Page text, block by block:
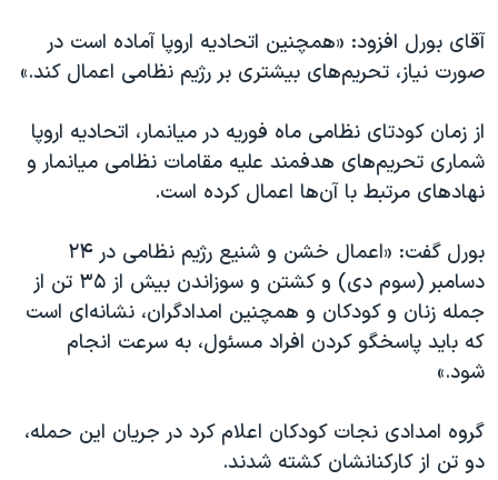
آقای بورل افزود: «همچنین اتحادیه اروپا آماده است در
صورت نیاز، تحریم‌های بیشتری بر رژیم نظامی اعمال کند.»
از زمان کودتای نظامی ماه فوریه در میانمار، اتحادیه اروپا
شماری تحریم‌های هدفمند علیه مقامات نظامی میانمار و
نهادهای مرتبط با آن‌ها اعمال کرده است.
بورل گفت:‌ «اعمال خشن و شنیع رژیم نظامی در ۲۴
دسامبر (سوم دی) و کشتن و سوزاندن بیش از ۳۵ تن از
جمله زنان و کودکان و همچنین امدادگران، نشانه‌ای است
که باید پاسخگو کردن افراد مسئول، به سرعت انجام
شود.»
گروه امدادی نجات کودکان اعلام کرد در جریان این حمله،‌
دو تن از کارکنانشان کشته شدند.